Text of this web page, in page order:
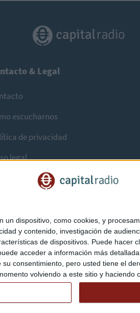
un dispositivo, como cookies, y
y contenido, investigación de
de dispositivos. Puede
acceder a información más
consentimiento, pero usted tiene el
volviendo a este sitio y haciendo
& Legal
escucharnos
de privacidad
legal